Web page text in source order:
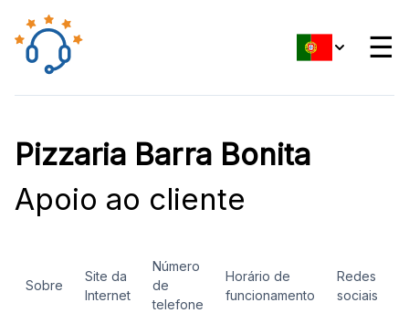
☰
Pizzaria Barra Bonita
Apoio ao cliente
Sobre
Site da
Internet
Número
de
telefone
Horário de
funcionamento
Redes
sociais